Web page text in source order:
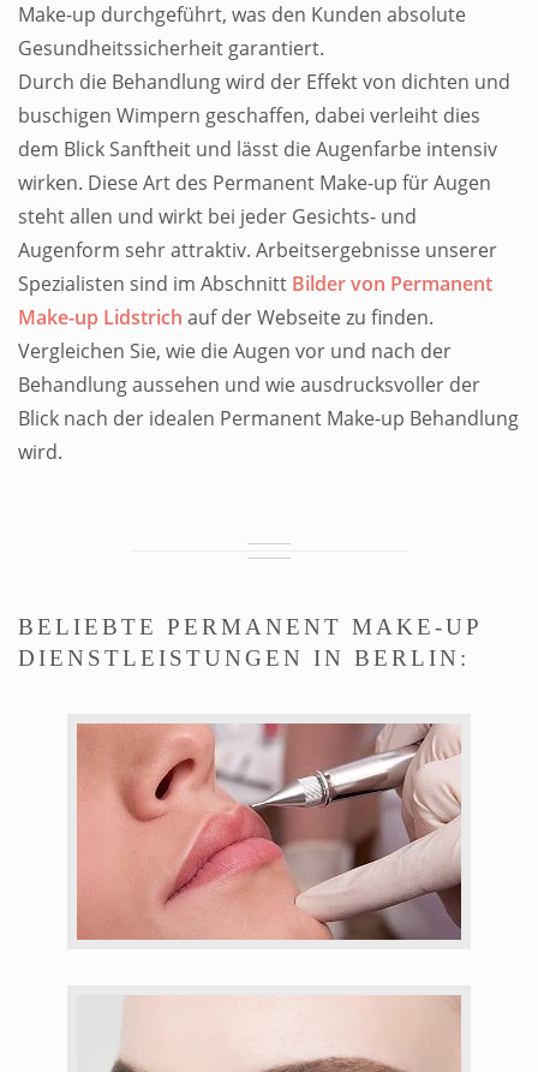
Make-up durchgeführt, was den Kunden absolute
Gesundheitssicherheit garantiert.
Durch die Behandlung wird der Effekt von dichten und
buschigen Wimpern geschaffen, dabei verleiht dies
dem Blick Sanftheit und lässt die Augenfarbe intensiv
wirken. Diese Art des Permanent Make-up für Augen
steht allen und wirkt bei jeder Gesichts- und
Augenform sehr attraktiv. Arbeitsergebnisse unserer
Spezialisten sind im Abschnitt Bilder von Permanent
Make-up Lidstrich auf der Webseite zu finden.
Vergleichen Sie, wie die Augen vor und nach der
Behandlung aussehen und wie ausdrucksvoller der
Blick nach der idealen Permanent Make-up Behandlung
wird.
BELIEBTE PERMANENT MAKE-UP
DIENSTLEISTUNGEN IN BERLIN: